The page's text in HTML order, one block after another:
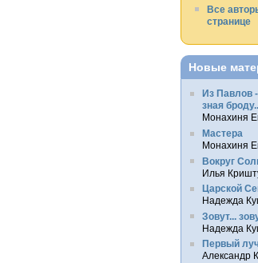
Все
странице
Новые
Из Павлов
зная
Монахиня
Мастера
Монахиня
Вокруг
Илья
Царской
Надежда
Зовут...
Надежда
Первый луч
Александр